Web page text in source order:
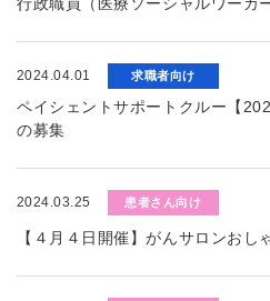
2024.04.01 求職者向け
ペイシェントサポートクルー【
の募集
2024.03.25 患者さん向け
【４月４日開催】がんサロンお